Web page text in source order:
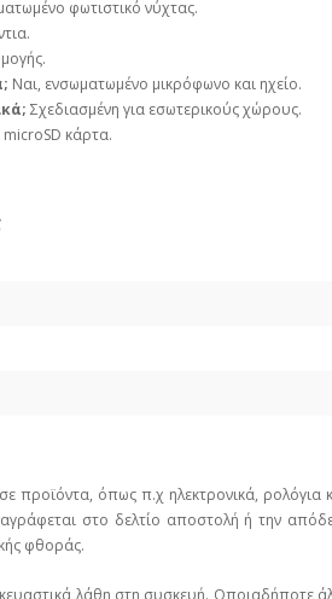
φωτιστικό νύχτας.
Ναι, ενσωματωμένο μικρόφωνο και ηχείο.
Σχεδιασμένη για εσωτερικούς χώρους.
microSD κάρτα.
προϊόντα, όπως π.χ ηλεκτρονικά,
στο δελτίο αποστολή ή την
φθοράς.
λάθη στη συσκευή. Οποιαδήποτε